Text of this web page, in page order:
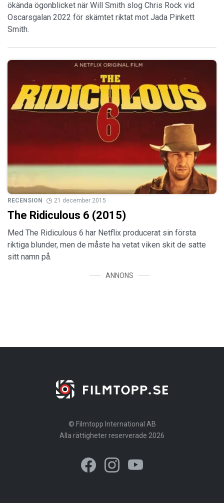
ökända ögonblicket när Will Smith slog Chris Rock vid
Oscarsgalan 2022 för skämtet riktat mot Jada Pinkett
Smith.
RECENSION 21 december 2015
The Ridiculous 6 (2015)
Med The Ridiculous 6 har Netflix producerat sin första
riktiga blunder, men de måste ha vetat viken skit de satte
sitt namn på.
ANNONS
© Filmtopp International AB
Alla rättigheter reserverade 2026